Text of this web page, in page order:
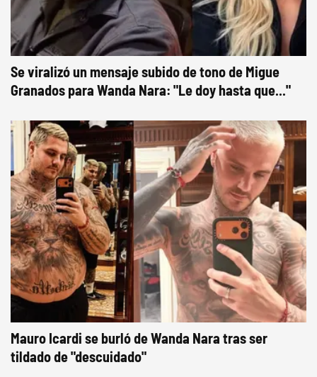
Se viralizó un mensaje subido de tono de Migue
Granados para Wanda Nara: "Le doy hasta que..."
Mauro Icardi se burló de Wanda Nara tras ser
tildado de "descuidado"